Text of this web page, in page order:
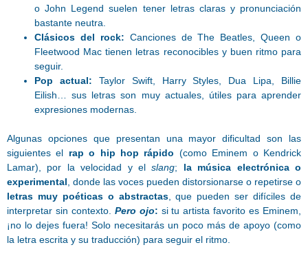
o John Legend suelen tener letras claras y pronunciación
bastante neutra.
Clásicos del rock: Canciones de The Beatles, Queen o
Fleetwood Mac tienen letras reconocibles y buen ritmo para
seguir.
Pop actual: Taylor Swift, Harry Styles, Dua Lipa, Billie
Eilish… sus letras son muy actuales, útiles para aprender
expresiones modernas.
Algunas opciones que presentan una mayor dificultad son las
siguientes el rap o hip hop rápido (como Eminem o Kendrick
Lamar), por la velocidad y elslang; la música electrónica o
experimental , donde las voces pueden distorsionarse o repetirse o
letras muy poéticas o abstractas, que pueden ser difíciles de
interpretar sin contexto. Pero ojo: si tu artista favorito es Eminem,
¡no lo dejes fuera! Solo necesitarás un poco más de apoyo (como
la letra escrita y su traducción) para seguir el ritmo.